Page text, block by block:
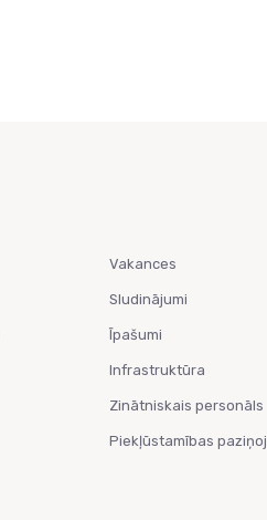
Vakances
Sludinājumi
Īpašumi
Infrastruktūra
Zinātniskais personāls
Piekļūstamības